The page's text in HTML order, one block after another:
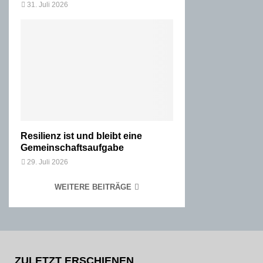
31. Juli 2026
Resilienz ist und bleibt eine
Gemeinschaftsaufgabe
29. Juli 2026
WEITERE BEITRÄGE
ZULETZT ERSCHIENEN